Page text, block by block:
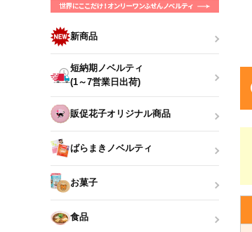
新商品
短納期ノベルティ
(1～7営業日出荷)
販促花子オリジナル商品
ばらまきノベルティ
お菓子
食品